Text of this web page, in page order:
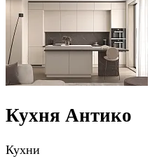
Кухня Антико
Кухни